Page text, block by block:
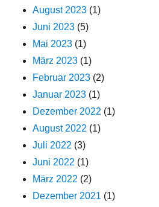
August 2023 (1)
Juni 2023 (5)
Mai 2023 (1)
März 2023 (1)
Februar 2023 (2)
Januar 2023 (1)
Dezember 2022 (1)
August 2022 (1)
Juli 2022 (3)
Juni 2022 (1)
März 2022 (2)
Dezember 2021 (1)